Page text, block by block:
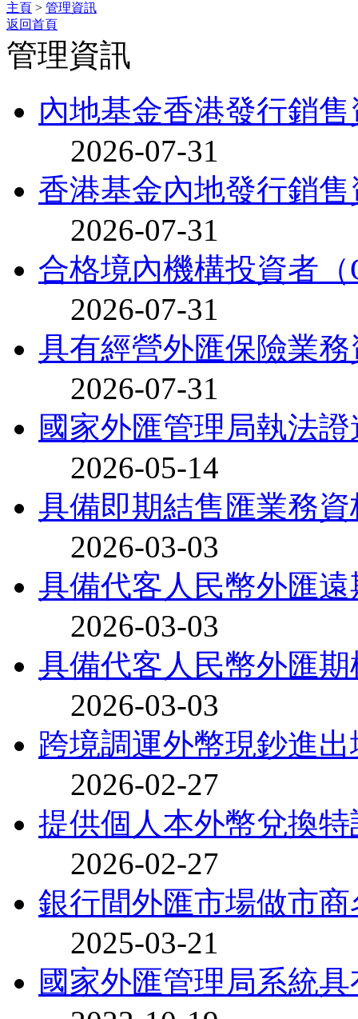
主頁 > 管理資訊
返回首頁
管理資訊
內地基金香港發行銷
2026-07-31
香港基金內地發行銷
2026-07-31
合格境內機構投資者
2026-07-31
具有經營外匯保險業
2026-07-31
國家外匯管理局執法
2026-05-14
具備即期結售匯業務
2026-03-03
具備代客人民幣外匯
2026-03-03
具備代客人民幣外匯
2026-03-03
跨境調運外幣現鈔進
2026-02-27
提供個人本外幣兌換
2026-02-27
銀行間外匯市場做市商
2025-03-21
國家外匯管理局系統